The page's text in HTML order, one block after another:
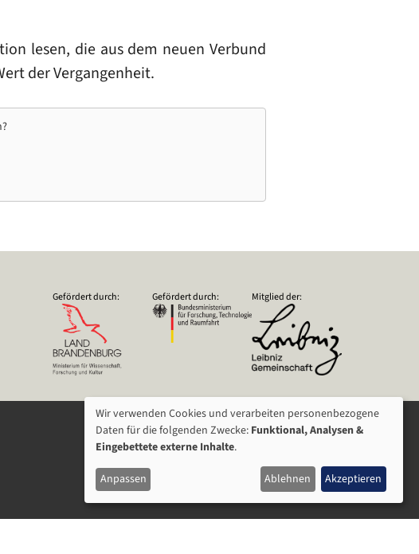
lesen, die aus dem neuen Verbund
der Vergangenheit.
Gefördert durch: Gefördert durch: Mitglied der:
VERWENDUNG
VON
PERSONENBEZOGENEN
DATEN
Wir verwenden Cookies und verarbeiten personenbezogene
Daten für die folgenden Zwecke: Funktional, Analysen &
Eingebettete externe Inhalte.
Anpassen Ablehnen Akzeptieren